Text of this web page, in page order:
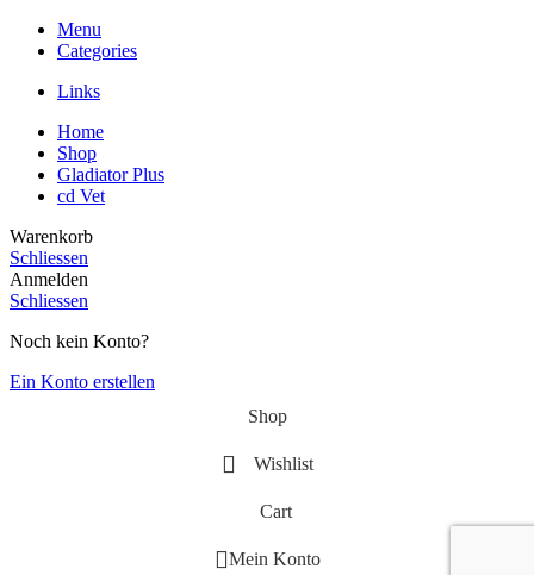
Menu
Categories
Links
Home
Shop
Gladiator Plus
cd Vet
Warenkorb
Schliessen
Anmelden
Schliessen
Noch kein Konto?
Ein Konto erstellen
Shop
Wishlist
Cart
Mein Konto